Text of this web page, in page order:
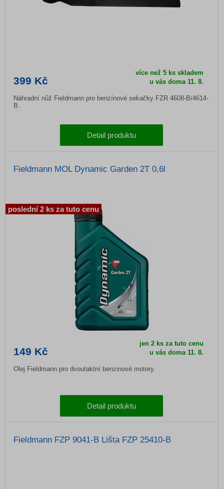
399 Kč
více než 5 ks skladem
u vás doma11. 8.
Náhradní nůž Fieldmann pro benzínové sekačky FZR 4608-B/4614-
B.
Detail produktu
Fieldmann MOL Dynamic Garden 2T 0,6l
149 Kč
jen 2 ks za tuto cenu
u vás doma11. 8.
Olej Fieldmann pro dvoutaktní benzinové motory.
Detail produktu
poslední 2 ks za tuto cenu
Fieldmann FZP 9041-B Lišta FZP 25410-B